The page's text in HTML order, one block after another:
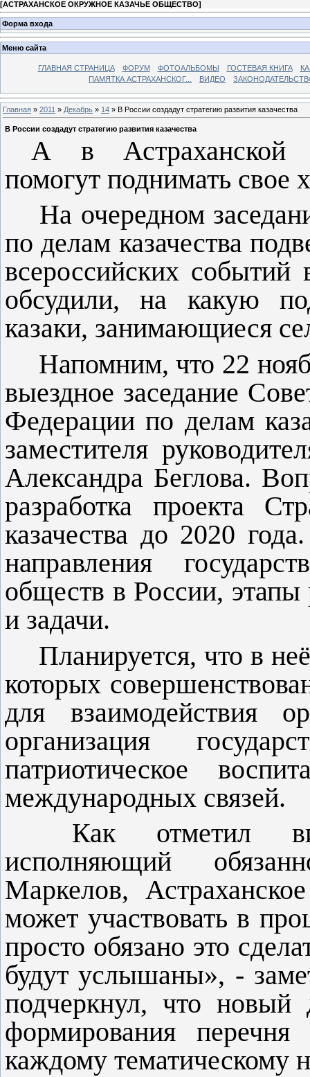
[АСТРАХАНСКОЕ ОКРУЖНОЕ КАЗАЧЬЕ ОБЩЕСТВО]
Форма входа
Меню сайта
ГЛАВНАЯ СТРАНИЦА ФОРУМ ФОТОАЛЬБОМЫ ГОСТЕВАЯ КНИГА
ПАМЯТКА АСТРАХАНСКОГ...
ВИДЕО
Главная » 2011 » Декабрь » 14 » В России создадут стратегию развития казачества
В России создадут стратегию развития казачества
А в Астраханской
помогут поднимать свое
На очередном
по делам казачества
всероссийских событий
обсудили, на какую
казаки, занимающиеся
Напомним, что 22
выездное заседание
Федерации по делам
заместителя
Александра Беглова.
разработка проекта
казачества до 2020
направления
обществ в России, этапы
и задачи.
Планируется, что в
которых
для взаимодействия
организация
патриотическое
международных связей.
Как отметил
исполняющий
Маркелов,
может участвовать в
просто обязано это
будут услышаны», -
подчеркнул, что новый
формирования
каждому тематическому